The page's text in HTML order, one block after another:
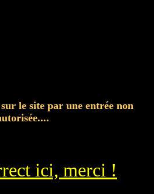
le site par une entrée non
ici, merci !